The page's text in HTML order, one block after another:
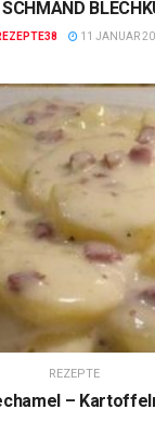
11 JANUAR
REZEPTE
–